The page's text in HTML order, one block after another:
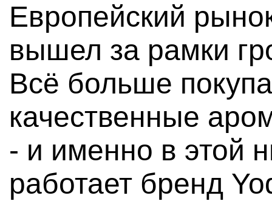
Европейский
вышел за рамки
Всё больше
качественные
- и именно в этой
работает бренд